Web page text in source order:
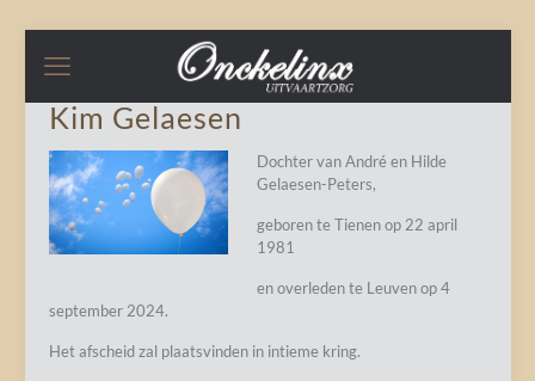
Kim Gelaesen
Dochter van André en Hilde
Gelaesen-Peters,
geboren te Tienen op 22 april
1981
en overleden te Leuven op 4
september 2024.
Het afscheid zal plaatsvinden in intieme kring.